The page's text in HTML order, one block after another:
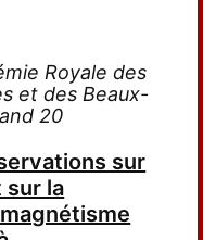
Royale des
et des Beaux-
20
sur
sur la